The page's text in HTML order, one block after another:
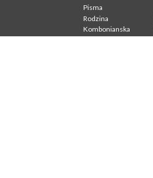
Pisma
Rodzina
Kombonianska